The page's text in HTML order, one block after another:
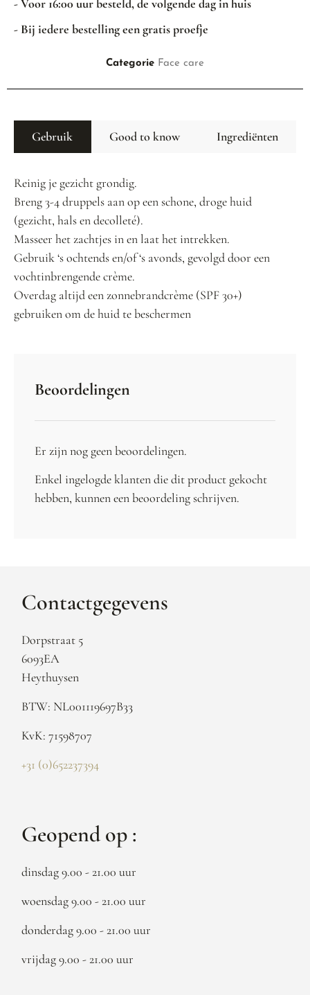
- Voor 16:00 uur besteld, de volgende dag in huis
- Bij iedere bestelling een gratis proefje
Categorie Face care
Gebruik Good to know Ingrediënten
Reinig je gezicht grondig.
Breng 3-4 druppels aan op een schone, droge huid
(gezicht, hals en decolleté).
Masseer het zachtjes in en laat het intrekken.
Gebruik ‘s ochtends en/of ‘s avonds, gevolgd door een
vochtinbrengende crème.
Overdag altijd een zonnebrandcrème (SPF 30+)
gebruiken om de huid te beschermen
Beoordelingen
Er zijn nog geen beoordelingen.
Enkel ingelogde klanten die dit product gekocht
hebben, kunnen een beoordeling schrijven.
Contactgegevens
Dorpstraat 5
6093EA
Heythuysen
BTW: NL001119697B33
KvK: 71598707
+31 (0)652237394
Geopend op :
dinsdag 9.00 - 21.00 uur
woensdag 9.00 - 21.00 uur
donderdag 9.00 - 21.00 uur
vrijdag 9.00 - 21.00 uur